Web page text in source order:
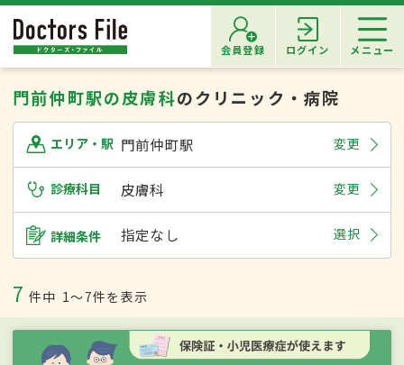
会員登録 ログイン メニュー
門前仲町駅の皮膚科のクリニック・病院
エリア・駅 門前仲町駅 変更
診療科目 皮膚科 変更
詳細条件 指定なし 選択
7 件中 1〜7件を表示